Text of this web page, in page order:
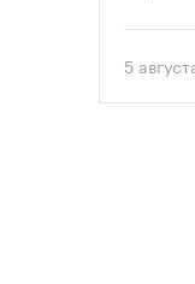
от 5
подход
5